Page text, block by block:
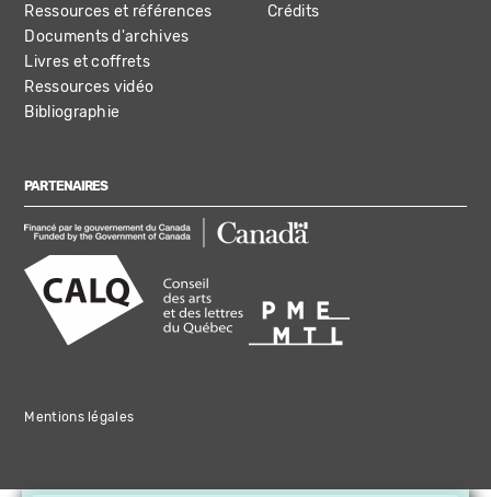
Ressources et références
Documents d'archives
Livres et coffrets
Ressources vidéo
Bibliographie
Crédits
PARTENAIRES
Mentions légales